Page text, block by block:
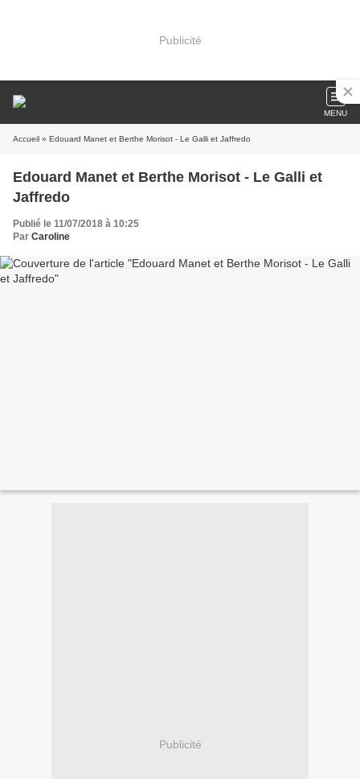
Publicité
MENU
Accueil » Edouard Manet et Berthe Morisot - Le Galli et Jaffredo
Edouard Manet et Berthe Morisot - Le Galli et
Jaffredo
Publié le 11/07/2018 à 10:25
Par Caroline
Publicité